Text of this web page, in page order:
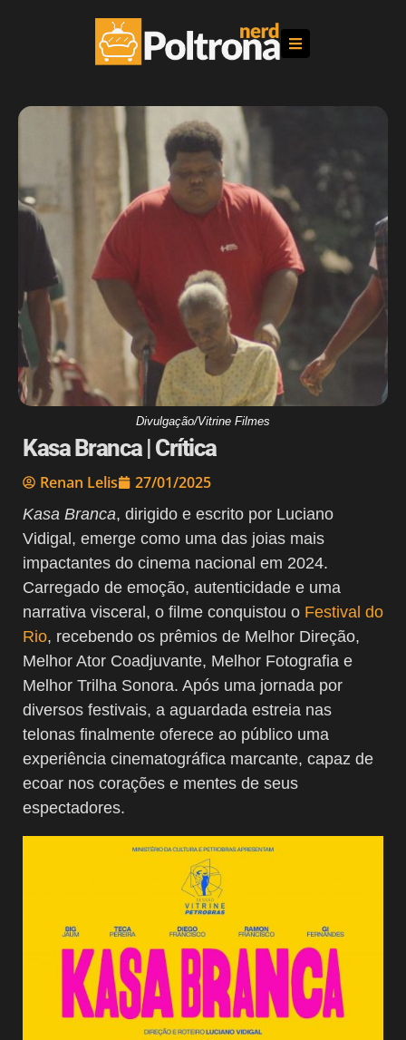
Divulgação/Vitrine Filmes
Kasa Branca | Crítica
Renan Lelis 27/01/2025
Kasa Branca, dirigido e escrito por Luciano
Vidigal, emerge como uma das joias mais
impactantes do cinema nacional em 2024.
Carregado de emoção, autenticidade e uma
narrativa visceral, o filme conquistou o Festival do
Rio, recebendo os prêmios de Melhor Direção,
Melhor Ator Coadjuvante, Melhor Fotografia e
Melhor Trilha Sonora. Após uma jornada por
diversos festivais, a aguardada estreia nas
telonas finalmente oferece ao público uma
experiência cinematográfica marcante, capaz de
ecoar nos corações e mentes de seus
espectadores.